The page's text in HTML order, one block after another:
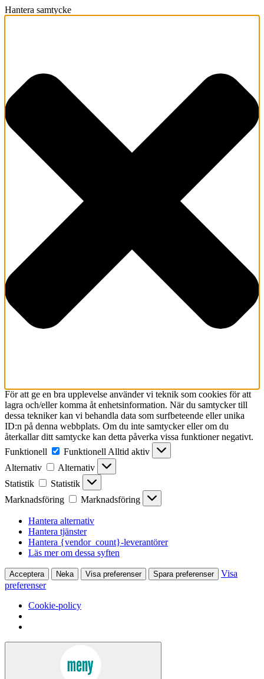
Hantera samtycke
För att ge en bra upplevelse använder vi teknik som cookies för att
lagra och/eller komma åt enhetsinformation. När du samtycker till
dessa tekniker kan vi behandla data som surfbeteende eller unika
ID:n på denna webbplats. Om du inte samtycker eller om du
återkallar ditt samtycke kan detta påverka vissa funktioner negativt.
Funktionell
Funktionell Alltid aktiv
Alternativ
Alternativ
Statistik
Statistik
Marknadsföring
Marknadsföring
Hantera alternativ
Hantera tjänster
Hantera {vendor_count}-leverantörer
Läs mer om dessa syften
Acceptera Neka Visa preferenser Spara preferenser
Visa
preferenser
Cookie-policy